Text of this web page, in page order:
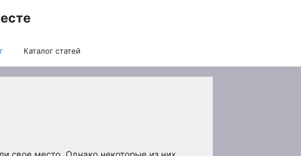
Каталог статей